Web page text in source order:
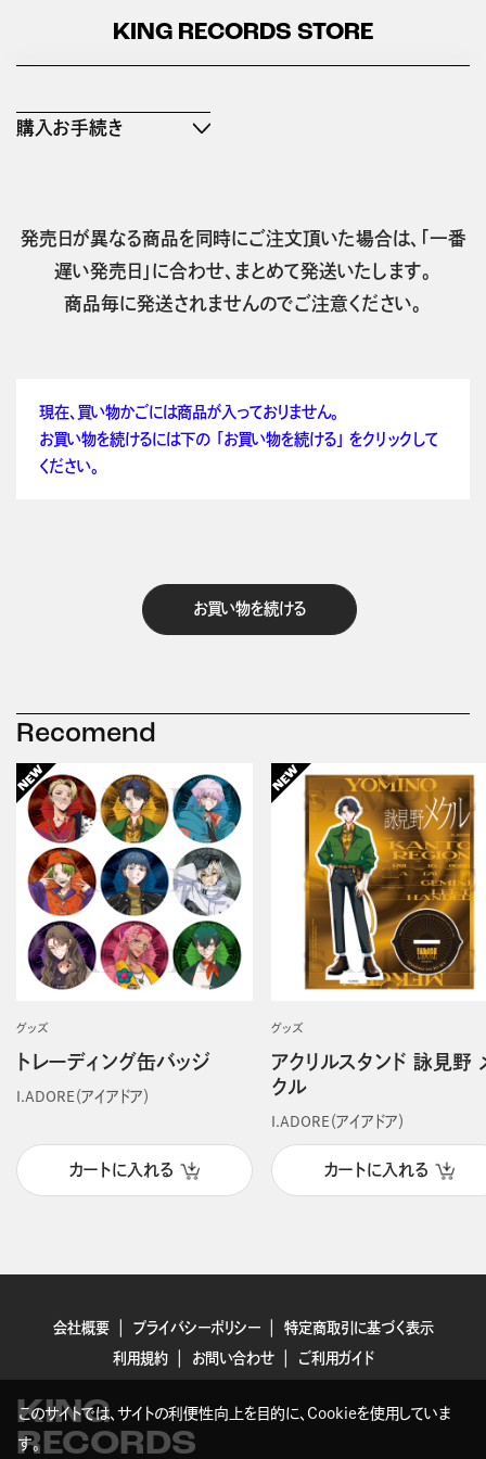
KING RECORDS STORE
購入お手続き
発売日が異なる商品を同時にご注文頂いた場合は、「一番
遅い発売日」に合わせ、まとめて発送いたします。
商品毎に発送されませんのでご注意ください。
現在、買い物かごには商品が入っておりません。
お買い物を続けるには下の 「お買い物を続ける」 をクリックして
ください。
お買い物を続ける
Recomend
グッズ
トレーディング缶バッジ
I.ADORE（アイアドア）
カートに入れる
グッズ
アクリルスタンド 詠見野
クル
I.ADORE（アイアドア）
カートに入れる
会社概要 プライバシーポリシー
特定商取引に基づく表示
利用規約
お問い合わせ ご利用ガイド
KING
RECORDS
このサイトでは、サイトの利便性向上を目的に、Cookieを使用していま
す。